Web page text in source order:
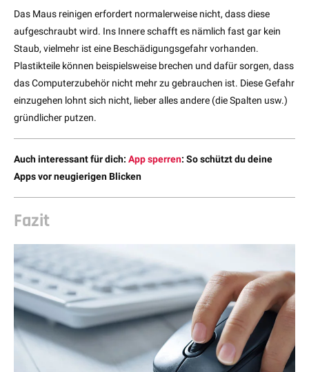
Das Maus reinigen erfordert normalerweise nicht, dass diese
aufgeschraubt wird. Ins Innere schafft es nämlich fast gar kein
Staub, vielmehr ist eine Beschädigungsgefahr vorhanden.
Plastikteile können beispielsweise brechen und dafür sorgen, dass
das Computerzubehör nicht mehr zu gebrauchen ist. Diese Gefahr
einzugehen lohnt sich nicht, lieber alles andere (die Spalten usw.)
gründlicher putzen.
Auch interessant für dich: App sperren: So schützt du deine
Apps vor neugierigen Blicken
Fazit